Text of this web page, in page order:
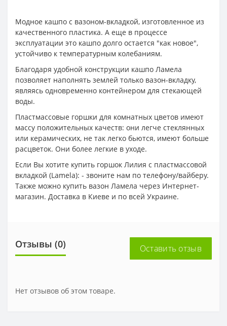
Модное кашпо с вазоном-вкладкой, изготовленное из
качественного пластика. А еще в процессе
эксплуатации это кашпо долго остается "как новое",
устойчиво к температурным колебаниям.
Благодаря удобной конструкции кашпо Ламела
позволяет наполнять землей только вазон-вкладку,
являясь одновременно контейнером для стекающей
воды.
Пластмассовые горшки для комнатных цветов имеют
массу положительных качеств: они легче стеклянных
или керамических, не так легко бьются, имеют больше
расцветок. Они более легкие в уходе.
Если Вы хотите купить горшок Лилия с пластмассовой
вкладкой (Lamela): - звоните нам по телефону/вайберу.
Также можно купить вазон Ламела через Интернет-
магазин. Доставка в Киеве и по всей Украине.
Отзывы (0) Оставить отзыв
Нет отзывов об этом товаре.